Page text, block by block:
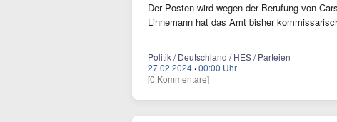
Der Posten wird wegen der Berufung von
Linnemann hat das Amt bisher
Politik / Deutschland / HES / Parteien
27.02.2024 ·00:00 Uhr
[0 Kommentare]